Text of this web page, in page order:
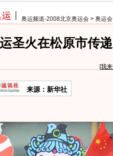
奥运频道-2008北京奥运会 > 奥运
圣火在松原市传
[我
来源：新华社